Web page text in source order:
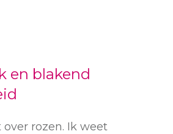
en blakend
rozen. Ik weet